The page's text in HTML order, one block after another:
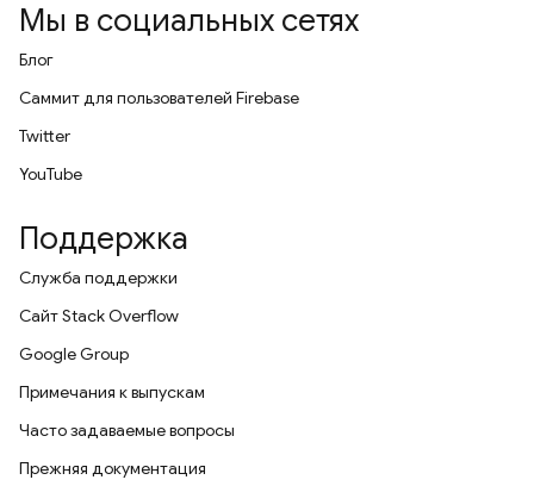
Мы в социальных сетях
Блог
Саммит для пользователей Firebase
Twitter
YouTube
Поддержка
Служба поддержки
Сайт Stack Overflow
Google Group
Примечания к выпускам
Часто задаваемые вопросы
Прежняя документация